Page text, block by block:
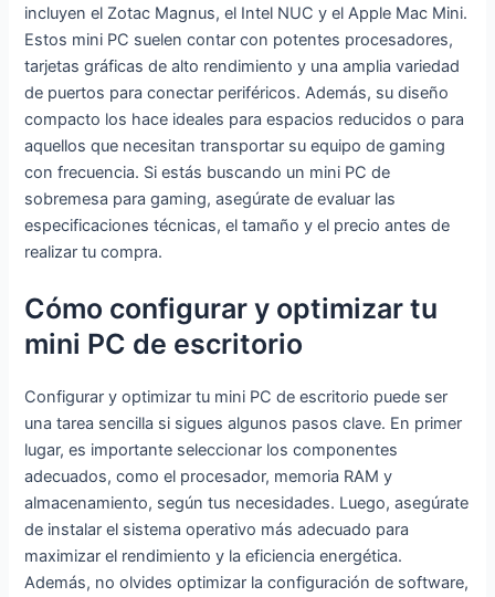
incluyen el Zotac Magnus, el Intel NUC y el Apple Mac Mini.
Estos mini PC suelen contar con potentes procesadores,
tarjetas gráficas de alto rendimiento y una amplia variedad
de puertos para conectar periféricos. Además, su diseño
compacto los hace ideales para espacios reducidos o para
aquellos que necesitan transportar su equipo de gaming
con frecuencia. Si estás buscando un mini PC de
sobremesa para gaming, asegúrate de evaluar las
especificaciones técnicas, el tamaño y el precio antes de
realizar tu compra.
Cómo configurar y optimizar tu
mini PC de escritorio
Configurar y optimizar tu mini PC de escritorio puede ser
una tarea sencilla si sigues algunos pasos clave. En primer
lugar, es importante seleccionar los componentes
adecuados, como el procesador, memoria RAM y
almacenamiento, según tus necesidades. Luego, asegúrate
de instalar el sistema operativo más adecuado para
maximizar el rendimiento y la eficiencia energética.
Además, no olvides optimizar la configuración de software,